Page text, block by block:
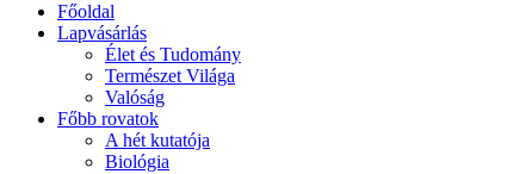
Főoldal
Lapvásárlás
Élet és Tudomány
Természet Világa
Valóság
Főbb rovatok
A hét kutatója
Biológia